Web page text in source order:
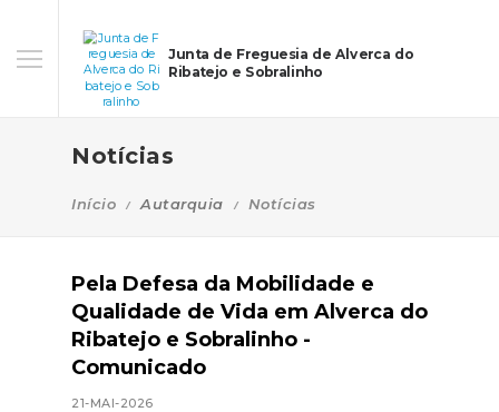
Junta de Freguesia de Alverca do
Ribatejo e Sobralinho
Notícias
Início Autarquia Notícias
Pela Defesa da Mobilidade e
Qualidade de Vida em Alverca do
Ribatejo e Sobralinho -
Comunicado
21-MAI-2026